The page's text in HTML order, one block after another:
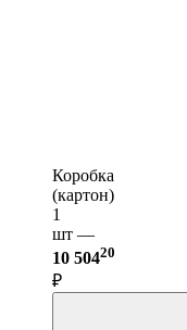
Коробка
(картон)
1
шт —
10 50420
₽